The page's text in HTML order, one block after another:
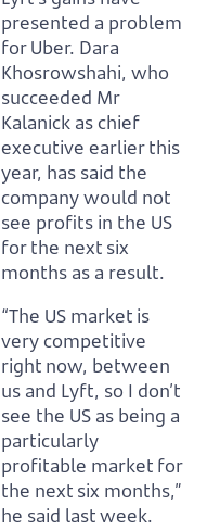
presented a problem
for Uber. Dara
Khosrowshahi, who
succeeded Mr
Kalanick as chief
executive earlier this
year, has said the
company would not
see profits in the US
for the next six
months as a result.
“The US market is
very competitive
right now, between
us and Lyft, so I don’t
see the US as being a
particularly
profitable market for
the next six months,”
he said last week.